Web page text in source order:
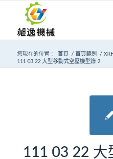
您現在的位置： 首頁 / 首頁範例 /
111 03 22 大型移動式空壓機型錄 2
111 03 22 大